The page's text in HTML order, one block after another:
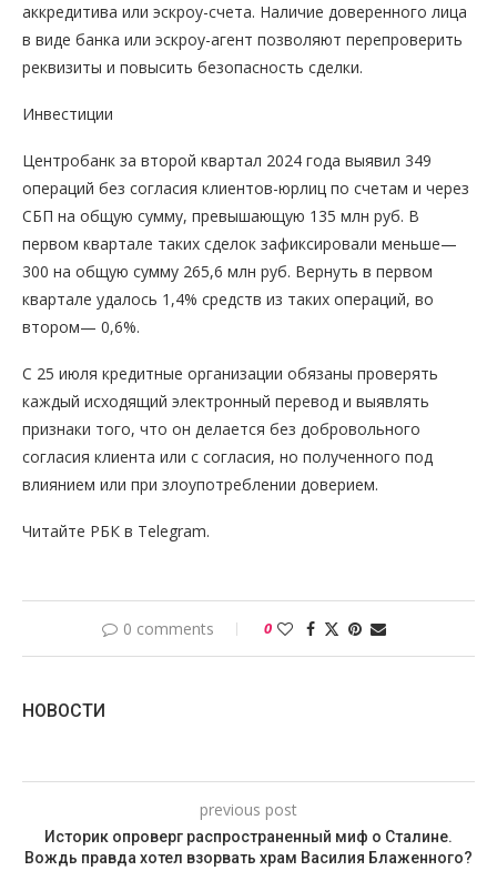
аккредитива или эскроу-счета. Наличие доверенного лица
в виде банка или эскроу-агент позволяют перепроверить
реквизиты и повысить безопасность сделки.
Инвестиции
Центробанк за второй квартал 2024 года выявил 349
операций без согласия клиентов-юрлиц по счетам и через
СБП на общую сумму, превышающую 135 млн руб. В
первом квартале таких сделок зафиксировали меньше—
300 на общую сумму 265,6 млн руб. Вернуть в первом
квартале удалось 1,4% средств из таких операций, во
втором— 0,6%.
C 25 июля кредитные организации обязаны проверять
каждый исходящий электронный перевод и выявлять
признаки того, что он делается без добровольного
согласия клиента или с согласия, но полученного под
влиянием или при злоупотреблении доверием.
Читайте РБК в Telegram.
0 comments 0
НОВОСТИ
previous post
Историк опроверг распространенный миф о Сталине.
Вождь правда хотел взорвать храм Василия Блаженного?